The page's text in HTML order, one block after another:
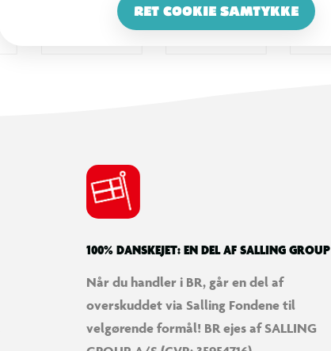
RET COOKIE SAMTYKKE
100% DANSKEJET: EN DEL AF SALLING GROUP
Når du handler i BR, går en del af
overskuddet via Salling Fondene til
velgørende formål! BR ejes af SALLING